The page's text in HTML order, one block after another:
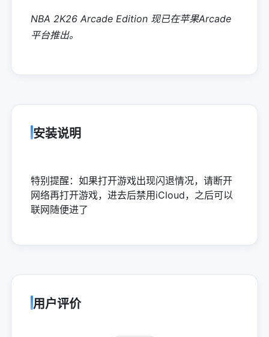
NBA 2K26 Arcade Edition 现已在苹果Arcade
平台推出。
安装说明
特别提醒：如果打开游戏出现闪退情况，请断开
网络再打开游戏，进去后禁用iCloud，之后可以
联网随便进了
用户评价